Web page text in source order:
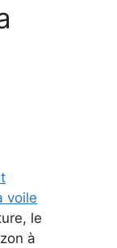
voile
le
à